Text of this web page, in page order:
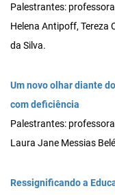
Palestrantes:
Helena Antipoff, Tereza
da Silva.
Um novo olhar diante
com deficiência
Palestrantes:
Laura Jane Messias
Ressignificando a